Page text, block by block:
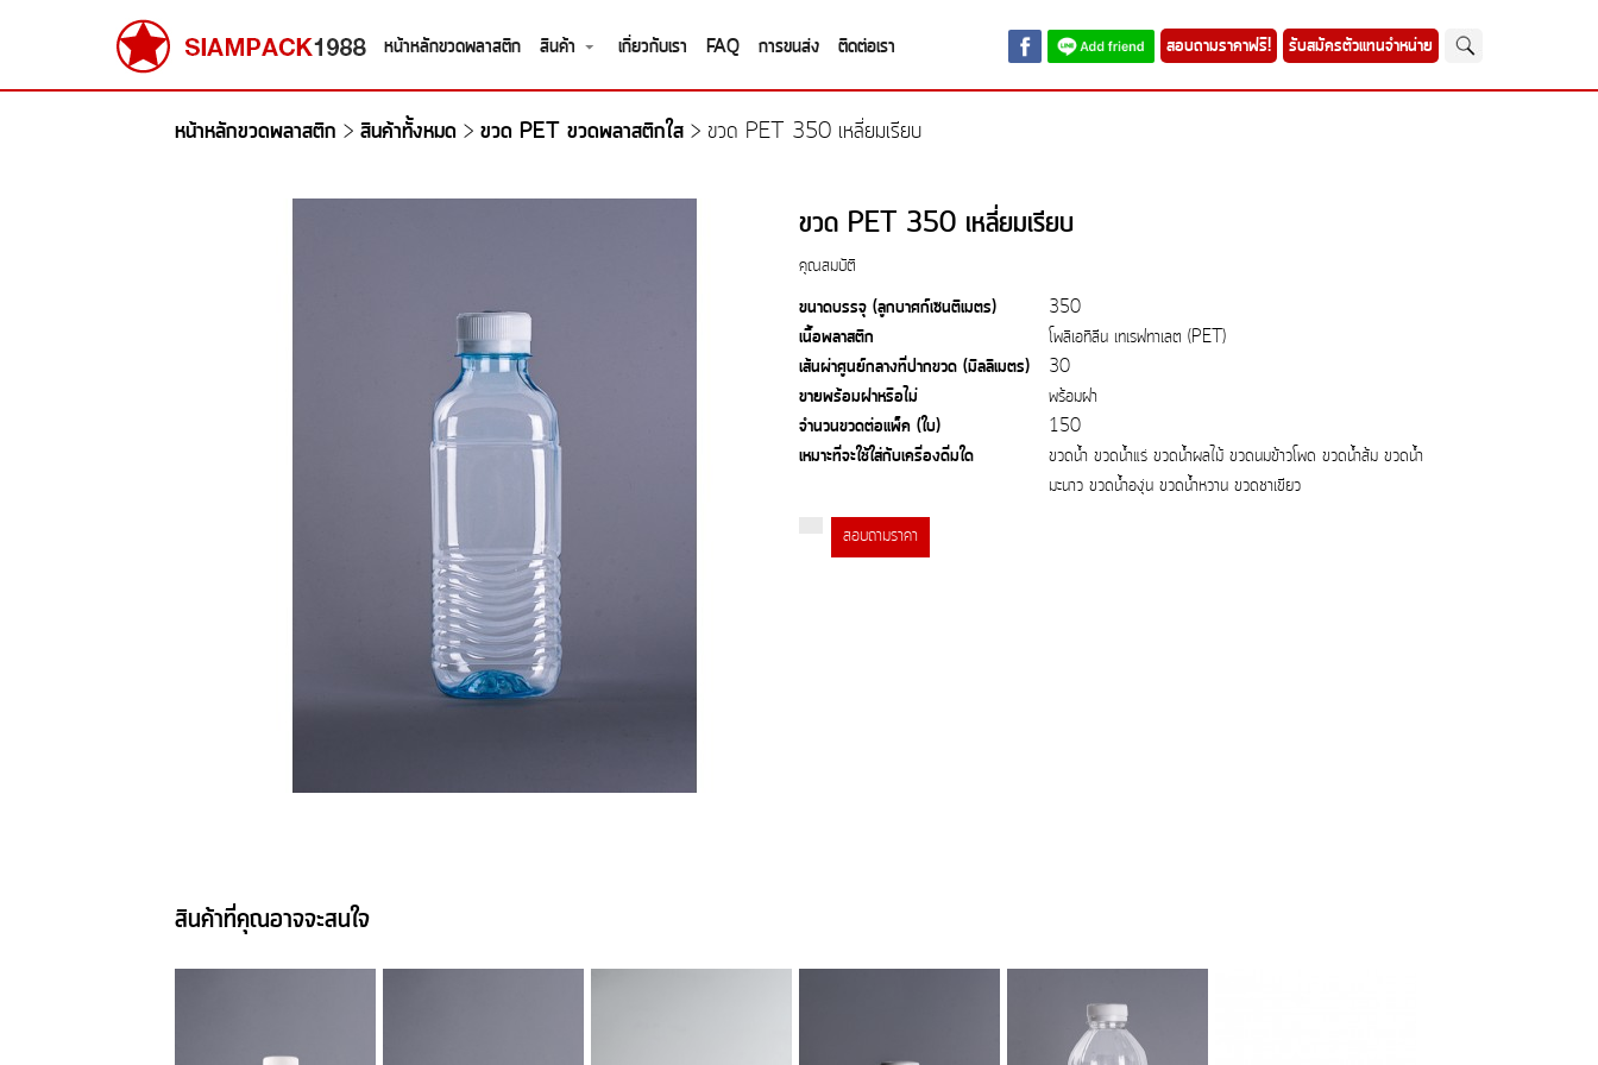
หน้าหลักขวดพลาสติก สินค้า เกี่ยวกับเรา FAQ การขนส่ง ติดต่อเรา สอบถามราคาฟรี! รับสมัครตัวแทนจำหน่าย
หน้าหลักขวดพลาสติก > สินค้าทั้งหมด > ขวด PET ขวดพลาสติกใส > ขวด PET 350 เหลี่ยมเรียบ
ขวด PET 350 เหลี่ยมเรียบ
คุณสมบัติ
ขนาดบรรจุ (ลูกบาศก์เซนติเมตร) 350
เนื้อพลาสติก โพลิเอทิลีน เทเรฟทาเลต (PET)
เส้นผ่าศูนย์กลางที่ปากขวด (มิลลิเมตร) 30
ขายพร้อมฝาหรือไม่ พร้อมฝา
จำนวนขวดต่อแพ็ค (ใบ) 150
เหมาะที่จะใช้ใส่กับเครื่องดื่มใด
ขวดน้ำ ขวดน้ำแร่ ขวดน้ำผลไม้ ขวดนมข้าวโพด ขวดน้ำส้ม ขวดน้ำ
มะนาว ขวดน้ำองุ่น ขวดน้ำหวาน ขวดชาเขียว
สอบถามราคา
สินค้าที่คุณอาจจะสนใจ